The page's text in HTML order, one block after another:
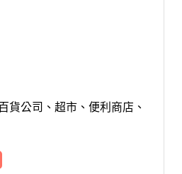
貨公司、超市、便利商店、